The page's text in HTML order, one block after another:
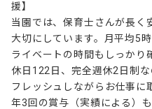
援】
当園では、保育士さんが長く
大切にしています。月平均5
ライベートの時間もしっかり
休日122日、完全週休2日制な
フレッシュしながらお仕事に
年3回の賞与（実績による）